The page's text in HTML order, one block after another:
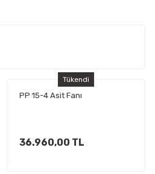
Tükendi
PP 15-4 Asit Fanı
36.960,00 TL